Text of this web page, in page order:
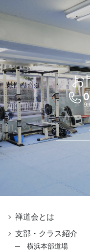
お
禅道会とは
支部・クラス紹介
横浜本部道場